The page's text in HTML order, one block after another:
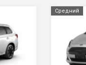
Средний